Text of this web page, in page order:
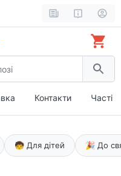
Контакти Часті
🧒 Для дітей 🎉 До